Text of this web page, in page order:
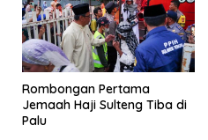
Rombongan Pertama
Jemaah Haji Sulteng Tiba di
Palu